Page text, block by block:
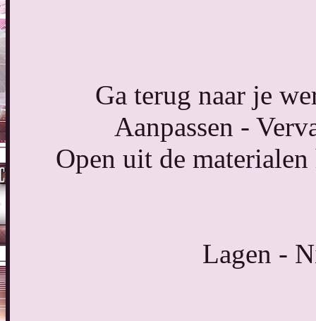
Ga terug naar je
Aanpassen -
Open uit de
Lagen -